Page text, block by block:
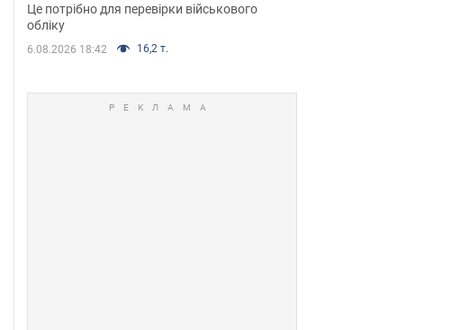
Це потрібно для перевірки військового
обліку
6.08.2026 18:42 16,2 т.